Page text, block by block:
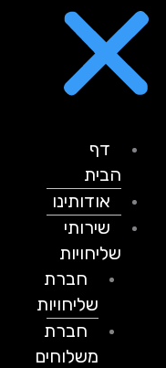
דף
הבית
אודותינו
שירותי
שליחויות
חברת
שליחויות
חברת
משלוחים